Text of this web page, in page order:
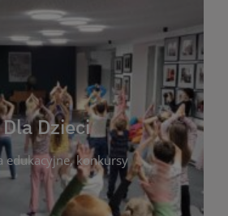
Dla Dzieci
edukacyjne, konkursy
edukacyjnych, konkursach
z autorami książek dla
oferuje bogaty wybór bajek,
szkolnych, a także przyjazny
czytania. Pragniemy
do książek od najmłodszych lat.
wspólnej zabawy i odkrywania
świata literatury!
WIĘCEJ